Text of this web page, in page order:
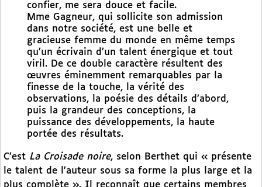
confier, me sera douce et facile.
Mme Gagneur, qui sollicite son admission
dans notre société, est une belle et
gracieuse femme du monde en même temps
qu’un écrivain d’un talent énergique et tout
viril. De ce double caractère résultent des
œuvres éminemment remarquables par la
finesse de la touche, la vérité des
observations, la poésie des détails d’abord,
puis la grandeur des conceptions, la
puissance des développements, la haute
portée des résultats.
C’est La Croisade noire, selon Berthet qui « présente
le talent de l’auteur sous sa forme la plus large et la
plus complète ». Il reconnaît que certains membres